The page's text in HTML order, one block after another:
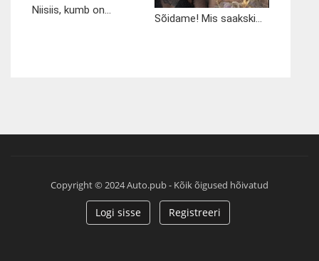
Niisiis, kumb on...
Sõidame! Mis saakski...
Copyright © 2024 Auto.pub - Kõik õigused hõivatud
Logi sisse Registreeri